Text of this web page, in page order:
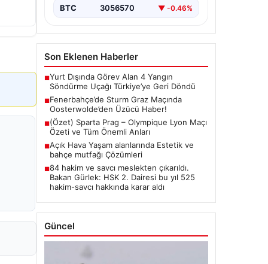
BTC 3056570 ▼ -0.46%
Son Eklenen Haberler
■Yurt Dışında Görev Alan 4 Yangın
Söndürme Uçağı Türkiye’ye Geri Döndü
■Fenerbahçe’de Sturm Graz Maçında
Oosterwolde’den Üzücü Haber!
■(Özet) Sparta Prag – Olympique Lyon Maçı
Özeti ve Tüm Önemli Anları
■Açık Hava Yaşam alanlarında Estetik ve
bahçe mutfağı Çözümleri
■84 hakim ve savcı meslekten çıkarıldı.
Bakan Gürlek: HSK 2. Dairesi bu yıl 525
hakim-savcı hakkında karar aldı
Güncel